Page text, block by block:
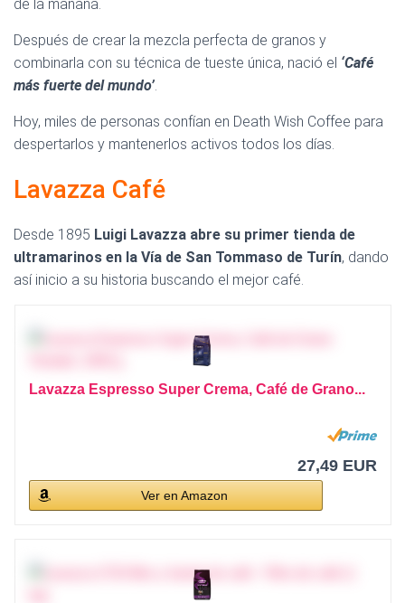
de la mañana.
Después de crear la mezcla perfecta de granos y
combinarla con su técnica de tueste única, nació el ‘Café
más fuerte del mundo’
Hoy, miles de personas confían en Death Wish Coffee para
despertarlos y mantenerlos activos todos los días.
Lavazza Café
Desde 1895 Luigi Lavazza abre su primer tienda de
ultramarinos en la Vía de San Tommaso de Turín, dando
así inicio a su historia buscando el mejor café.
Lavazza Espresso Super Crema, Café de Grano...
27,49 EUR
Ver en Amazon